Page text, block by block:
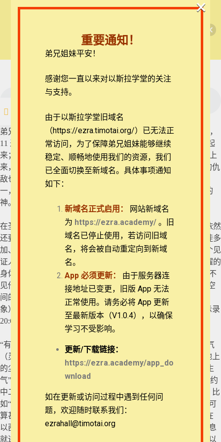
ezrahall@timotai.org
首页 每日读经/灵修 【西罗亚池灵修】启示录
第十一章
42 启示录 11:11-14
43 启示录 11:15-19
第十二章
44 启示录 12:1-6
45 启示录 12:7-12
46 启示录 12:13-17
第十三章
47 启示录 13:1-5
弟兄姐妹平安。我们今天来一起思想的经文是启示录11:11-14，
11 过了这三天半，有生气从神那里进入他们里面，他们就站起
来；看见他们的人甚是害怕。 12 两位先知听见有大声音从天上
来，对他们说：“上到这里来！”他们就驾着云上了天，他们的仇
敌也看见了。 13 正在那时候，地大震动，城就倒塌了十分之
一，因地震而死的有七千人，其余的都恐惧，归荣耀给天上的
神。 14 第二样灾祸过去，第三样灾祸快到了。
在圣经中有两种死里复活。一种是拉撒路式的，虽然复活但依然
还要最终离世，在新约中还有睚鲁的女儿、寡妇的儿子、女徒多
加、少年人犹推古。另一种是基督耶稣式的，就像这里的两个见
证人，因为他们有了保罗所说的不再卑贱的身体，与主那荣耀的
身体相似。耶稣如何“被取上升，有一朵云彩把他接去，便看不
见他了”，他们也如何“驾着云上了天”（当然这是以我们四维空
间的有限来解读我们所无法理解的更多维空间之“存在”的现
象）。后者的区别是“第二次的死在他们身上没有权柄”（启示录
20:6）。
“有生气从神那里进入他们里面”的“生气”在原文中是“生命之气
（灵）”。这显然是将我们指向起初的亚当——“耶和华神用地上
的尘土造人，将生气吹在他鼻孔里”（创世记2:7）。那里的“生
气”在原文中不是我们所熟悉的“רוּחַ”，而是“נְשָׁמָה”，虽然在旧约
中二者存在混用的情形，但这“亚当之气”显然有一定的贬义，比
如“ 你们休要倚靠世人，他鼻孔里不过有气息，他在一切事上可
算甚么呢？”（以赛亚书2 :22）今天经文的
“生命之气（灵）”在
以西结书著名的骸骨复活中出现：
于是，我遵命说预言，气息
就进入骸骨，骸骨便活了，并且站起来，成为极大的军队”（以
团体报名及课程定制咨询：ezrahall@timotai.org
退换政策
隐私策略
常见问题
APP下载
关于我们
Copyright © 2022-2026 Timothy Training International,
重要通知！
弟兄姐妹平安！
感谢您一直以来对以斯拉学堂的关注
与支持。
由于以斯拉学堂旧域名
（https://ezra.timotai.org/）已无法正
常访问， 为了保障弟兄姐妹能够继续
稳定、顺畅地使用我们的资源，我们
已全面切换至新域名。具体事项通知
如下：
新域名正式启用：
网站新域名
为 https://ezra.academy/ 。旧
域名已停止使用，若访问旧域
名，将会被自动重定向到新域
名。
App必须更新：
由于服务器连
接地址已变更，旧版 App 无法
正常使用。请务必将 App 更新
至最新版本（V1.0.4），以确保
学习不受影响。
更新/下载链接：
https://ezra.academy/app_do
wnload
如在更新或访问过程中遇到任何问
题，欢迎随时联系我们：
ezrahall@timotai.org
×
查看课程